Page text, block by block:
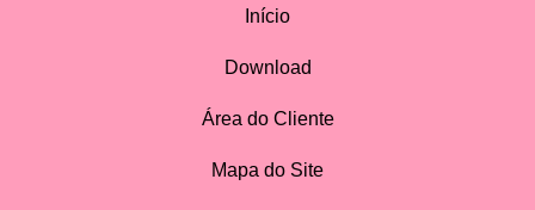
Início
Download
Área do Cliente
Mapa do Site